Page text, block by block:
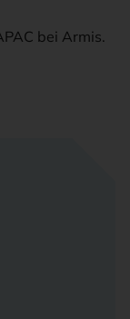
bei Armis.